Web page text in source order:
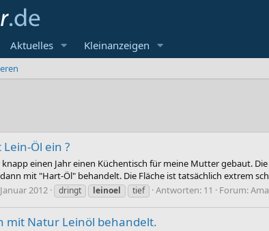
Aktuelles Kleinanzeigen
Öl ein ?
einen Jahr einen Küchentisch für meine Mutter gebaut.
mit "Hart-Öl" behandelt. Die Fläche ist tatsächlich extrem
2012 dringt leinoel tief Antworten: 11 Forum:
mit Natur Leinöl behandelt.